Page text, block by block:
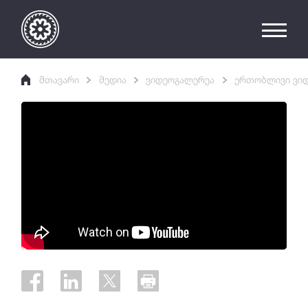
მთავარი მედია ვიდეოგალერეა ერთობლივი